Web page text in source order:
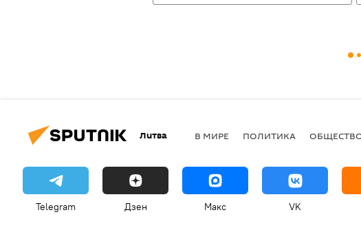
Литва В МИРЕ ПОЛИТИКА
Telegram Дзен Макс VK